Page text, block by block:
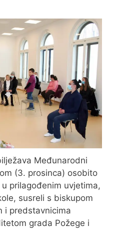
Međunarodni
(3. prosinca) osobito
prilagođenim uvjetima,
susreli s biskupom
i predstavnicima
grada Požege i